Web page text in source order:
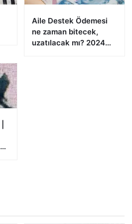
Aile Destek Ödemesi
ne zaman bitecek,
uzatılacak mı? 2024